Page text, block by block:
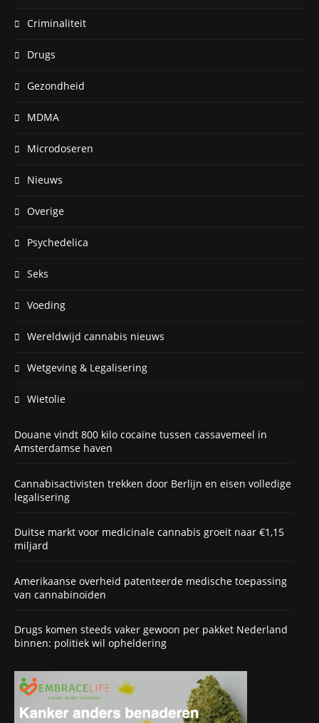
Criminaliteit
Drugs
Gezondheid
MDMA
Microdoseren
Nieuws
Overige
Psychedelica
Seks
Voeding
Wereldwijd cannabis nieuws
Wetgeving & Legalisering
Wietolie
Douane vindt 800 kilo cocaïne tussen cassavemeel in
Amsterdamse haven
Cannabisactivisten trekken door Berlijn en eisen volledige
legalisering
Duitse markt voor medicinale cannabis groeit naar €1,15
miljard
Amerikaanse overheid patenteerde medische toepassing
van cannabinoïden
Drugs komen steeds vaker gewoon per pakket Nederland
binnen: politiek wil opheldering